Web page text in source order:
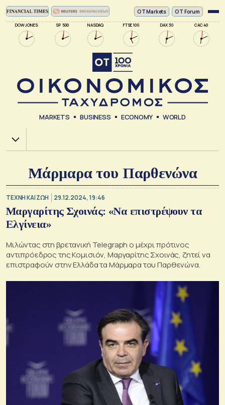
DOW JONES SP 500 NASDAQ FTSE 100 DAX 30 CAC 40
ΟΤ Markets OT Forum
MARKETS BUSINESS ECONOMY WORLD
Χ.Α.
Μάρμαρα του Παρθενώνα
TΕΧΝΗ ΚΑΙ ΖΩΗ 29.12.2024, 19:46
Μαργαρίτης Σχοινάς: «Να επιστρέψουν τα
Ελγίνεια»
Μιλώντας στη βρετανική Telegraph ο μέχρι πρότινος
αντιπρόεδρος της Κομισιόν, Μαργαρίτης Σχοινάς, ζητεί να
επιστραφούν στην Ελλάδα τα Μάρμαρα του Παρθενώνα.